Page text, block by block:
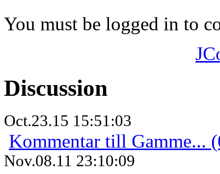
You must be logged in to
Discussion
Oct.23.15 15:51:03
Kommentar till Gamme...
Nov.08.11 23:10:09